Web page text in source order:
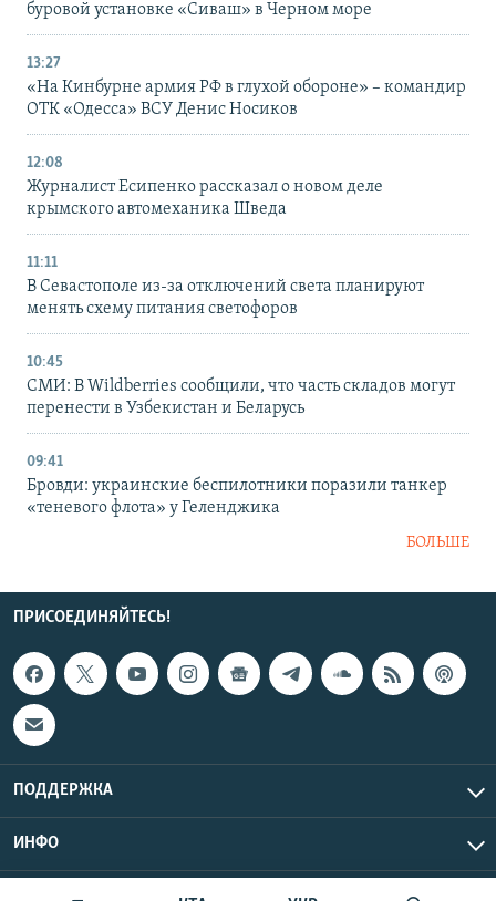
буровой установке «Сиваш» в Черном море
13:27
«На Кинбурне армия РФ в глухой обороне» – командир
ОТК «Одесса» ВСУ Денис Носиков
12:08
Журналист Есипенко рассказал о новом деле
крымского автомеханика Шведа
11:11
В Севастополе из-за отключений света планируют
менять схему питания светофоров
10:45
СМИ: В Wildberries сообщили, что часть складов могут
перенести в Узбекистан и Беларусь
09:41
Бровди: украинские беспилотники поразили танкер
«теневого флота» у Геленджика
БОЛЬШЕ
ПРИСОЕДИНЯЙТЕСЬ!
ПОДДЕРЖКА
ИНФО